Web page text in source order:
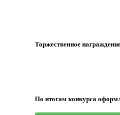
Торжественное
По итогам конкурса